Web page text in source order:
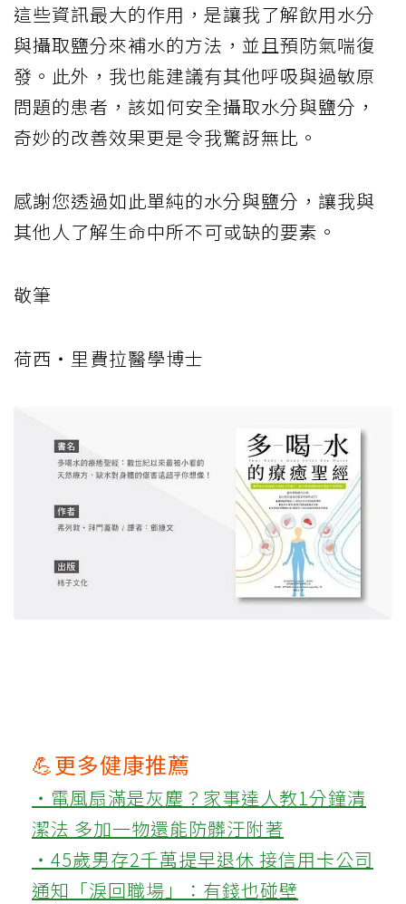
這些資訊最大的作用，是讓我了解飲用水分
與攝取鹽分來補水的方法，並且預防氣喘復
發。此外，我也能建議有其他呼吸與過敏原
問題的患者，該如何安全攝取水分與鹽分，
奇妙的改善效果更是令我驚訝無比。
感謝您透過如此單純的水分與鹽分，讓我與
其他人了解生命中所不可或缺的要素。
敬筆
荷西‧里費拉醫學博士
💪更多健康推薦
‧電風扇滿是灰塵？家事達人教1分鐘清
潔法 多加一物還能防髒汙附著
‧45歲男存2千萬提早退休 接信用卡公司
通知「淚回職場」：有錢也碰壁